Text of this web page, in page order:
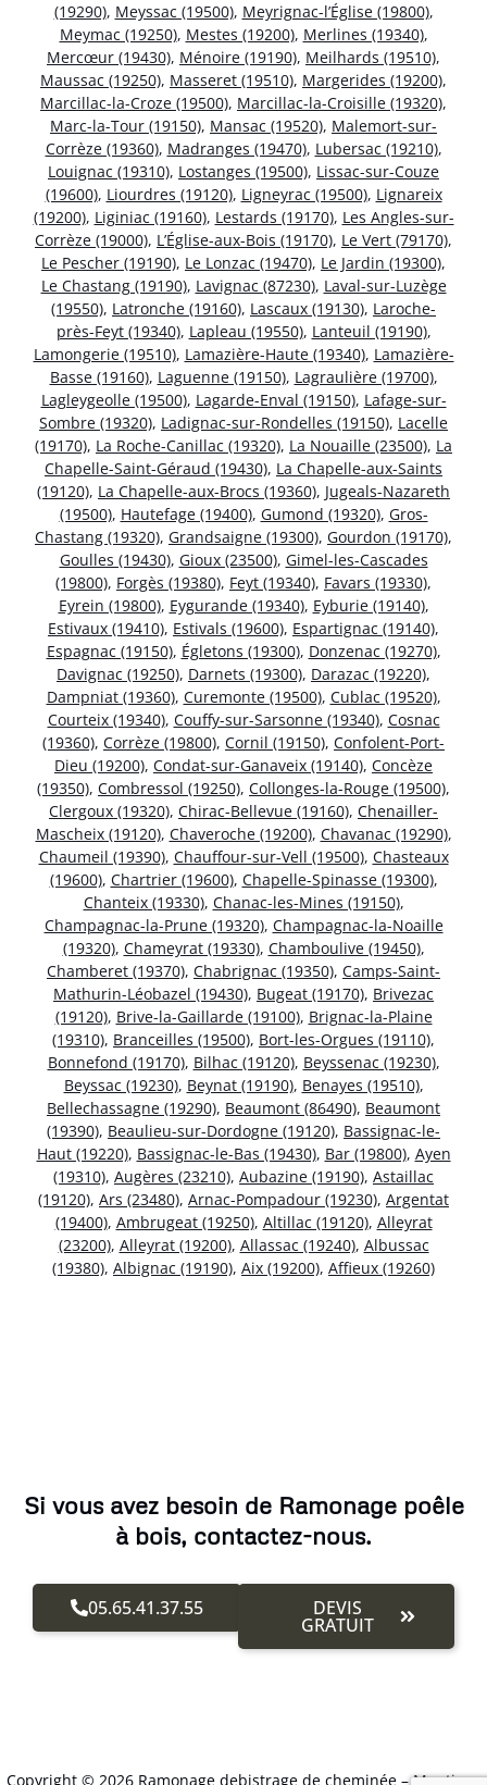
(19290), Meyssac (19500), Meyrignac-l’Église (19800),
Meymac (19250), Mestes (19200), Merlines (19340),
Mercœur (19430), Ménoire (19190), Meilhards (19510),
Maussac (19250), Masseret (19510), Margerides (19200),
Marcillac-la-Croze (19500), Marcillac-la-Croisille (19320),
Marc-la-Tour (19150), Mansac (19520), Malemort-sur-
Corrèze (19360), Madranges (19470), Lubersac (19210),
Louignac (19310), Lostanges (19500), Lissac-sur-Couze
(19600), Liourdres (19120), Ligneyrac (19500), Lignareix
(19200), Liginiac (19160), Lestards (19170), Les Angles-sur-
Corrèze (19000), L’Église-aux-Bois (19170), Le Vert (79170),
Le Pescher (19190), Le Lonzac (19470), Le Jardin (19300),
Le Chastang (19190), Lavignac (87230), Laval-sur-Luzège
(19550), Latronche (19160), Lascaux (19130), Laroche-
près-Feyt (19340), Lapleau (19550), Lanteuil (19190),
Lamongerie (19510), Lamazière-Haute (19340), Lamazière-
Basse (19160), Laguenne (19150), Lagraulière (19700),
Lagleygeolle (19500), Lagarde-Enval (19150), Lafage-sur-
Sombre (19320), Ladignac-sur-Rondelles (19150), Lacelle
(19170), La Roche-Canillac (19320), La Nouaille (23500), La
Chapelle-Saint-Géraud (19430), La Chapelle-aux-Saints
(19120), La Chapelle-aux-Brocs (19360), Jugeals-Nazareth
(19500), Hautefage (19400), Gumond (19320), Gros-
Chastang (19320), Grandsaigne (19300), Gourdon (19170),
Goulles (19430), Gioux (23500), Gimel-les-Cascades
(19800), Forgès (19380), Feyt (19340), Favars (19330),
Eyrein (19800), Eygurande (19340), Eyburie (19140),
Estivaux (19410), Estivals (19600), Espartignac (19140),
Espagnac (19150), Égletons (19300), Donzenac (19270),
Davignac (19250), Darnets (19300), Darazac (19220),
Dampniat (19360), Curemonte (19500), Cublac (19520),
Courteix (19340), Couffy-sur-Sarsonne (19340), Cosnac
(19360), Corrèze (19800), Cornil (19150), Confolent-Port-
Dieu (19200), Condat-sur-Ganaveix (19140), Concèze
(19350), Combressol (19250), Collonges-la-Rouge (19500),
Clergoux (19320), Chirac-Bellevue (19160), Chenailler-
Mascheix (19120), Chaveroche (19200), Chavanac (19290),
Chaumeil (19390), Chauffour-sur-Vell (19500), Chasteaux
(19600), Chartrier (19600), Chapelle-Spinasse (19300),
Chanteix (19330), Chanac-les-Mines (19150),
Champagnac-la-Prune (19320), Champagnac-la-Noaille
(19320), Chameyrat (19330), Chamboulive (19450),
Chamberet (19370), Chabrignac (19350), Camps-Saint-
Mathurin-Léobazel (19430), Bugeat (19170), Brivezac
(19120), Brive-la-Gaillarde (19100), Brignac-la-Plaine
(19310), Branceilles (19500), Bort-les-Orgues (19110),
Bonnefond (19170), Bilhac (19120), Beyssenac (19230),
Beyssac (19230), Beynat (19190), Benayes (19510),
Bellechassagne (19290), Beaumont (86490), Beaumont
(19390), Beaulieu-sur-Dordogne (19120), Bassignac-le-
Haut (19220), Bassignac-le-Bas (19430), Bar (19800), Ayen
(19310), Augères (23210), Aubazine (19190), Astaillac
(19120), Ars (23480), Arnac-Pompadour (19230), Argentat
(19400), Ambrugeat (19250), Altillac (19120), Alleyrat
(23200), Alleyrat (19200), Allassac (19240), Albussac
(19380), Albignac (19190), Aix (19200), Affieux (19260)
Si vous avez besoin de Ramonage poêle
à bois, contactez-nous.
05.65.41.37.55 DEVIS
GRATUIT
Copyright © 2026 Ramonage debistrage de cheminée –Mentions